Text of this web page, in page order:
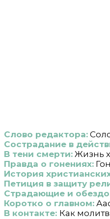
Слово редактора:
Сострадание в
В тени смерти: Жизнь
Правда о гонениях:
История
Петиция в защиту
Страдающие и
Коротко о главном:
В контакте: Как